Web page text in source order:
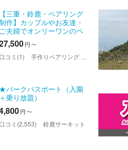
【三重・鈴鹿・ペアリング
作】カップルやお友達・
ご夫婦でオンリーワンのペ
リング制作！＜木目金＞
円 〜
口コミ(1) 手作りペアリング OneT.(ワント) 三重店
★パークパスポート（入園
＋乗り放題）
円 〜
口コミ(2,553) 鈴鹿サーキット